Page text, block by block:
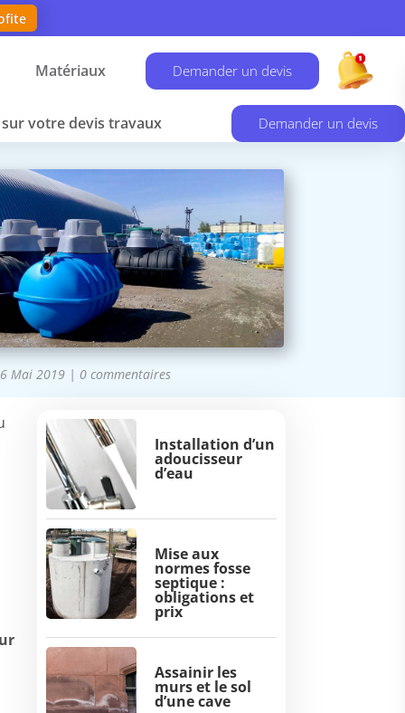
Matériaux Demander un devis
sur votre devis travaux Demander un devis
6 Mai 2019| 0 commentaires
Installation d’un
adoucisseur
d’eau
Mise aux
normes fosse
septique :
obligations et
prix
Assainir les
murs et le sol
d’une cave